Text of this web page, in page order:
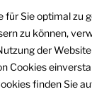
für Sie optimal zu
zu können,
der
Cookies
finden Sie
YouTubeMail